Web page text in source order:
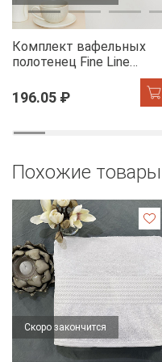
Комплект вафельных
полотенец Fine Line
хангере
196.05 ₽
Похожие товары
Скоро закончится